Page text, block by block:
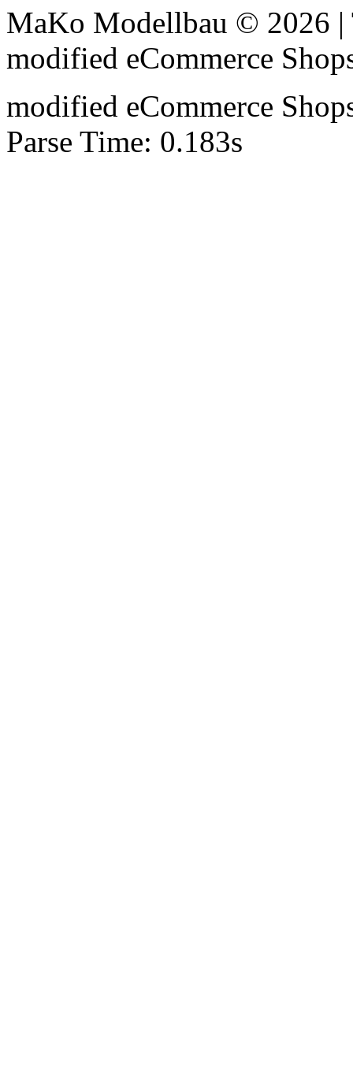
MaKo Modellbau © 2026
modified eCommerce
modified eCommerce
Parse Time: 0.183s